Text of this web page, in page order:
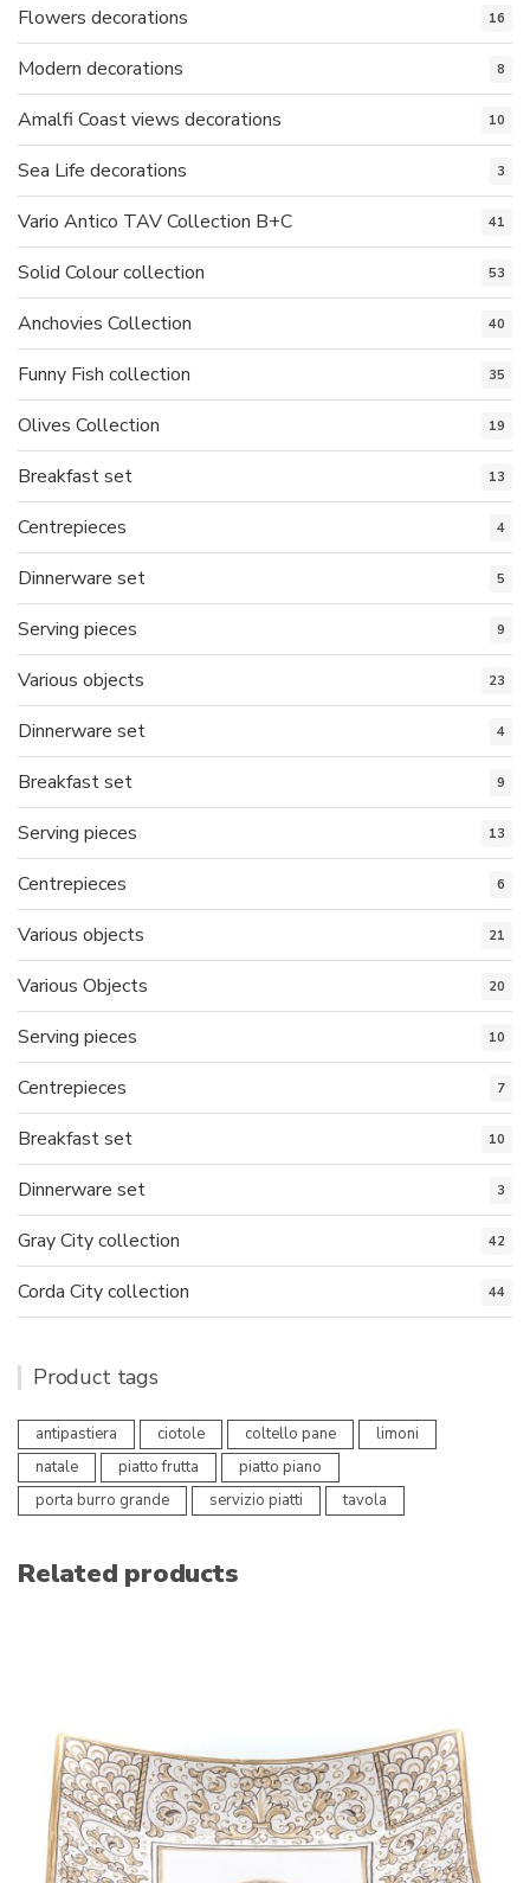
Flowers decorations 16
Modern decorations 8
Amalfi Coast views decorations 10
Sea Life decorations 3
Vario Antico TAV Collection B+C 41
Solid Colour collection 53
Anchovies Collection 40
Funny Fish collection 35
Olives Collection 19
Breakfast set 13
Centrepieces 4
Dinnerware set 5
Serving pieces 9
Various objects 23
Dinnerware set 4
Breakfast set 9
Serving pieces 13
Centrepieces 6
Various objects 21
Various Objects 20
Serving pieces 10
Centrepieces 7
Breakfast set 10
Dinnerware set 3
Gray City collection 42
Corda City collection 44
Product tags
antipastiera ciotole coltello pane
limoni
natale
piatto frutta
piatto piano
porta burro grande
servizio piatti tavola
Related products